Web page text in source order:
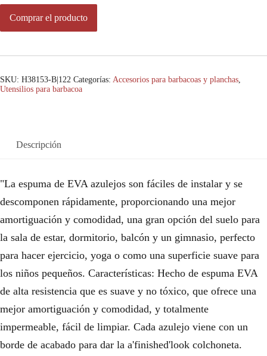
Comprar el producto
SKU: H38153-B|122 Categorías: Accesorios para barbacoas y planchas,
Utensilios para barbacoa
Descripción
"La espuma de EVA azulejos son fáciles de instalar y se
descomponen rápidamente, proporcionando una mejor
amortiguación y comodidad, una gran opción del suelo para
la sala de estar, dormitorio, balcón y un gimnasio, perfecto
para hacer ejercicio, yoga o como una superficie suave para
los niños pequeños. Características: Hecho de espuma EVA
de alta resistencia que es suave y no tóxico, que ofrece una
mejor amortiguación y comodidad, y totalmente
impermeable, fácil de limpiar. Cada azulejo viene con un
borde de acabado para dar la a'finished'look colchoneta.